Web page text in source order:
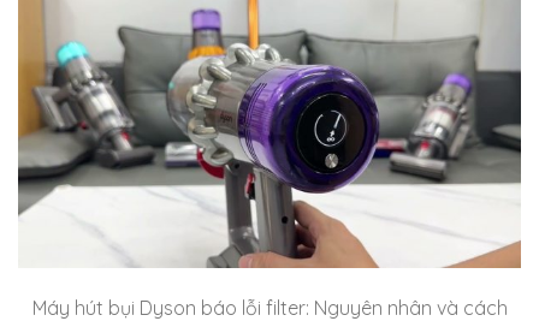
Máy hút bụi Dyson báo lỗi filter: Nguyên nhân và cách